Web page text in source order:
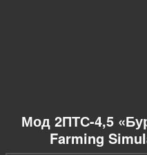
Мод 2ПТС-4,5
Farming